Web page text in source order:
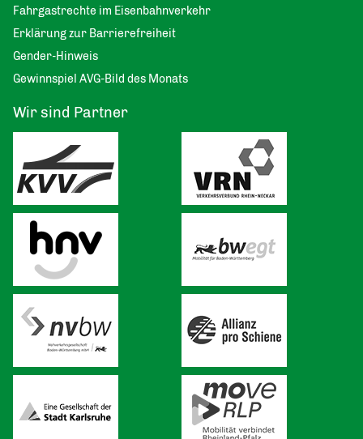
Fahrgastrechte im Eisenbahnverkehr
Erklärung zur Barrierefreiheit
Gender-Hinweis
Gewinnspiel AVG-Bild des Monats
Wir sind Partner